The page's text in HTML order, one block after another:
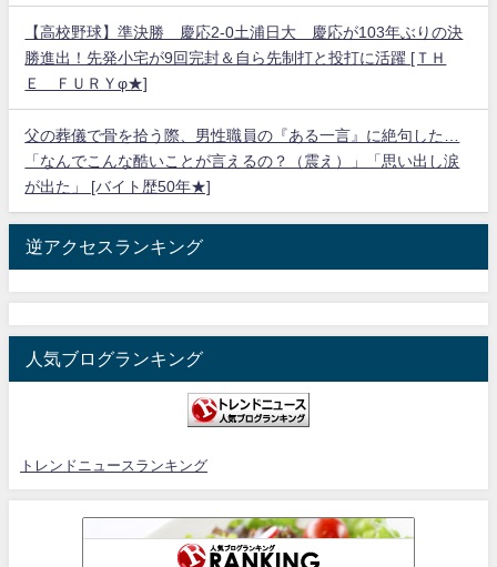
【高校野球】準決勝 慶応2-0土浦日大 慶応が103年ぶりの決
勝進出！先発小宅が9回完封＆自ら先制打と投打に活躍 [ＴＨ
Ｅ ＦＵＲＹφ★]
父の葬儀で骨を拾う際、男性職員の『ある一言』に絶句した…
「なんでこんな酷いことが言えるの？（震え）」「思い出し涙
が出た」 [バイト歴50年★]
逆アクセスランキング
人気ブログランキング
トレンドニュースランキング